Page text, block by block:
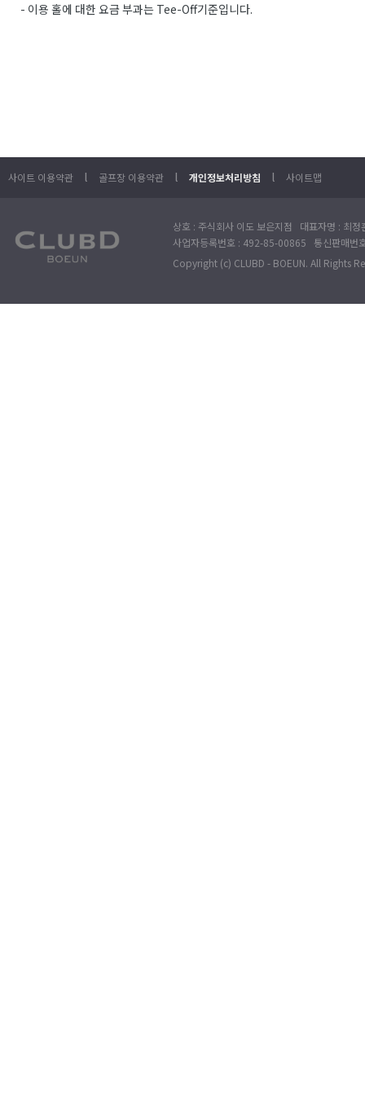
- 이용 홀에 대한 요금 부과는 Tee-Off기준입니다.
사이트 이용약관 l 골프장 이용약관 l 개인정보처리방침 l 사이트맵
상호 : 주식회사 이도 보은지점 대표자명 : 최
사업자등록번호 : 492-85-00865 통신판매
Copyright (c) CLUBD - BOEUN. All Rights